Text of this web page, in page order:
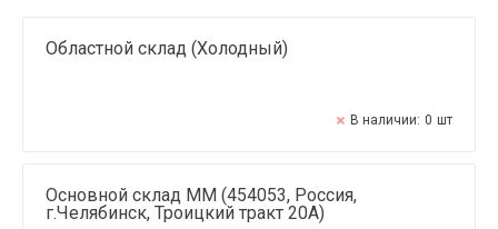
Областной склад (Холодный)
В наличии: 0 шт
Основной склад ММ (454053, Россия,
г.Челябинск, Троицкий тракт 20А)